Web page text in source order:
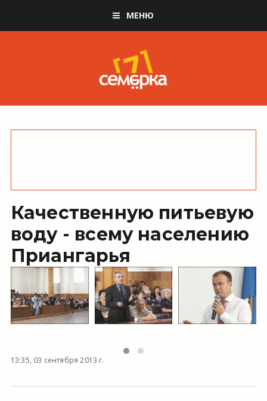
МЕНЮ
Качественную питьевую
воду - всему населению
Приангарья
13:35, 03 сентября 2013 г.